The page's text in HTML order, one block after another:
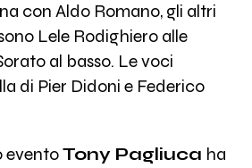
con Aldo Romano, gli altri
Lele Rodighiero alle
al basso. Le voci
di Pier Didoni e Federico
eventoTony Pagliuca ha